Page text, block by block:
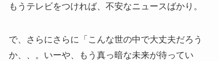
もうテレビをつければ、不安なニュースばかり。
で、さらにさらに「こんな世の中で大丈夫だろう
か、、。いーや、もう真っ暗な未来が待ってい